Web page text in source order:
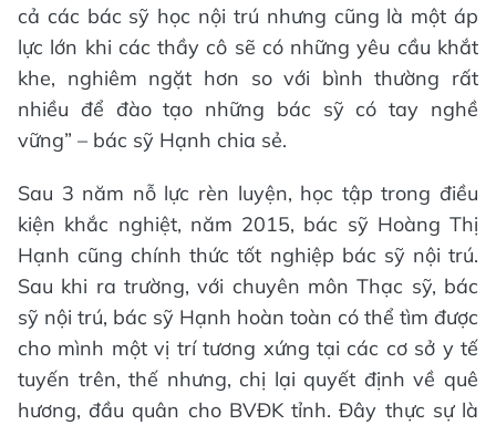
cả các bác sỹ học nội trú nhưng cũng là một áp
lực lớn khi các thầy cô sẽ có những yêu cầu khắt
khe, nghiêm ngặt hơn so với bình thường rất
nhiều để đào tạo những bác sỹ có tay nghề
vững” – bác sỹ Hạnh chia sẻ.
Sau 3 năm nỗ lực rèn luyện, học tập trong điều
kiện khắc nghiệt, năm 2015, bác sỹ Hoàng Thị
Hạnh cũng chính thức tốt nghiệp bác sỹ nội trú.
Sau khi ra trường, với chuyên môn Thạc sỹ, bác
sỹ nội trú, bác sỹ Hạnh hoàn toàn có thể tìm được
cho mình một vị trí tương xứng tại các cơ sở y tế
tuyến trên, thế nhưng, chị lại quyết định về quê
hương, đầu quân cho BVĐK tỉnh. Đây thực sự là